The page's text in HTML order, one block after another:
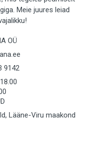
Meie juures leiad
OÜ
9142
Lääne-Viru maakond